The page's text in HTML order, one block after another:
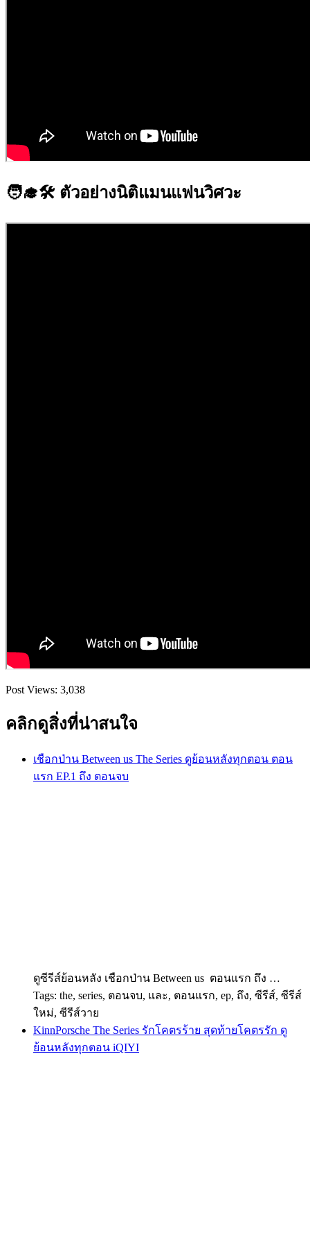
🧑‍🎓🛠 ตัวอย่างนิติแมนแฟนวิศวะ
Post Views: 3,038
คลิกดูสิ่งที่น่าสนใจ
เชือกป่าน Between us The Series ดูย้อนหลังทุกตอน ตอน
แรก EP.1 ถึง ตอนจบ
ดูซีรีส์ย้อนหลัง เชือกป่าน Between us ตอนแรก ถึง …
Tags: the, series, ตอนจบ, และ, ตอนแรก, ep, ถึง, ซีรีส์, ซีรีส์
ใหม่, ซีรีส์วาย
KinnPorsche The Series รักโคตรร้าย สุดท้ายโคตรรัก ดู
ย้อนหลังทุกตอน iQIYI